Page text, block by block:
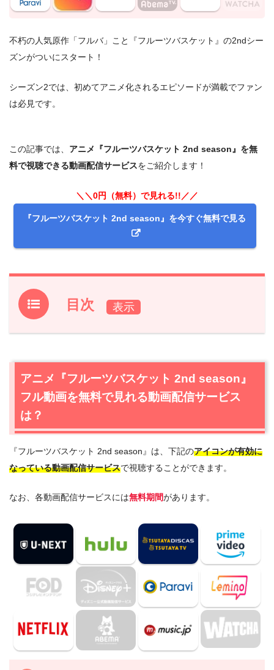
不朽の人気原作「フルバ」こと『フルーツバスケット』の2ndシー
ズンがついにスタート！
シーズン2では、初めてアニメ化されるエピソードが満載でファン
は必見です。
この記事では、 アニメ『フルーツバスケット 2nd season』を無
料で視聴できる動画配信サービスをご紹介します！
＼＼0円（無料）で見れる!!／／
『フルーツバスケット 2nd season』を今すぐ無料で見る
目次
1.アニメ『フルーツバスケット 2nd season』フル動画を
はU-NEXTが一番おすすめ
1.2アニメ『フルーツバスケット 2nd season』を動画配信
2.『フルーツバスケット 2nd season』作品情報
2.1 『フルーツバスケット 2nd season』あらすじ
2.2『フルーツバスケット 2nd season』キャスト・登場人
2.3『フルーツバスケット 2nd season』制作スタッフ
3.『フルーツバスケット 2nd season』を見たい人におす
すめの関連作品
4.アニメ『フルーツバスケット 2nd season』の動画は
DailymotionやPandoraではなく、配信サービスで安全に
5.アニメ『フルーツバスケット 2nd season』動画フル無
料視聴まとめ
アニメ『フルーツバスケット 2nd season』
フル動画を無料で見れる動画配信サービス
は？
『フルーツバスケット 2nd season』は、下記のアイコンが有効に
なっている動画配信サービスで視聴することができます。
なお、各動画配信サービスには無料期間があります。